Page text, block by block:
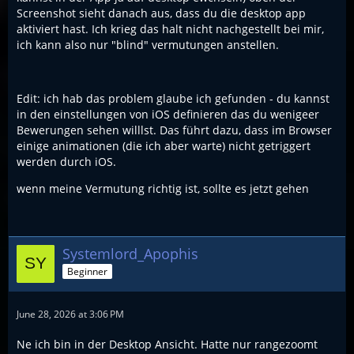
Screenshot sieht danach aus, dass du die desktop app
aktiviert hast. Ich krieg das halt nicht nachgestellt bei mir,
ich kann also nur "blind" vermutungen anstellen.
Edit: ich hab das problem glaube ich gefunden - du kannst
in den einstellungen von iOS definieren das du wenigeer
Bewerungen sehen willlst. Das führt dazu, dass im Browser
einige animationen (die ich aber warte) nicht getriggert
werden durch iOS.
wenn meine Vermutung richtig ist, sollte es jetzt gehen
Systemlord_Apophis
Beginner
June 28, 2026 at 3:06 PM
Ne ich bin in der Desktop Ansicht. Hatte nur rangezoomt